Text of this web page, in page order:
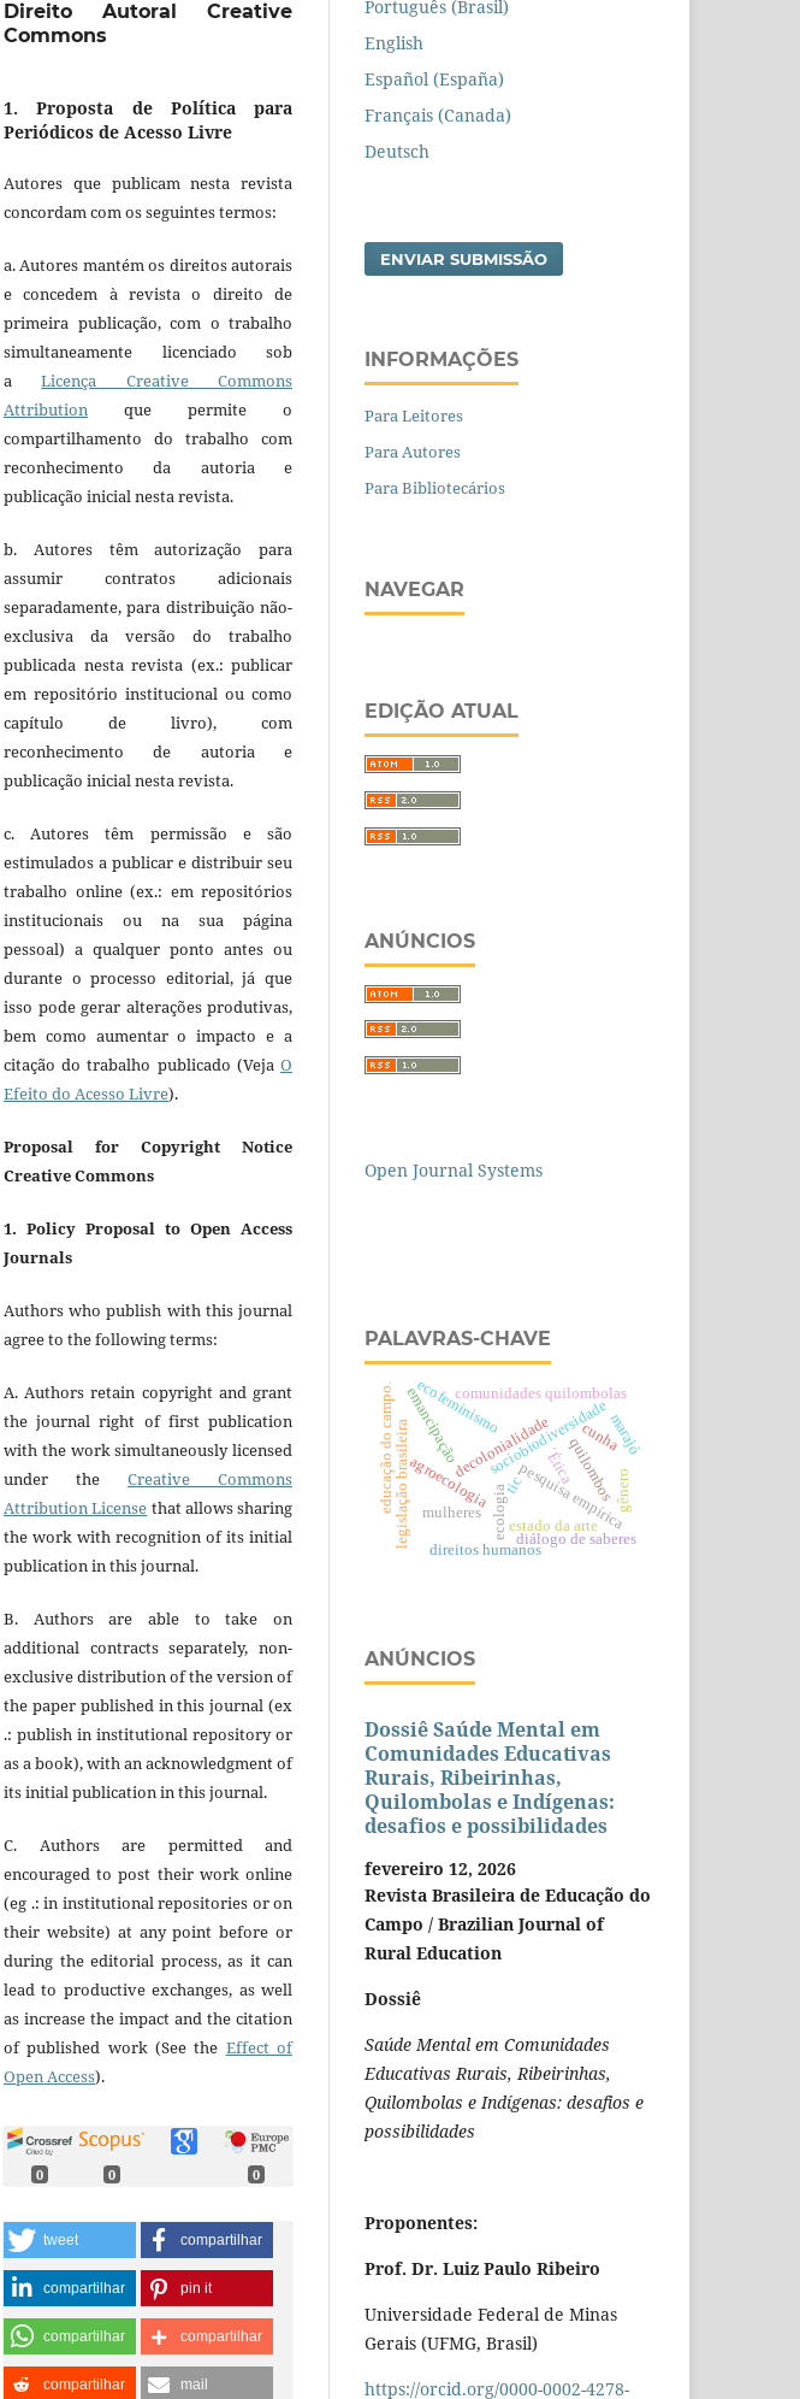
Direito Autoral Creative
Commons
1. Proposta de Política para
Periódicos de Acesso Livre
Autores que publicam nesta revista
concordam com os seguintes termos:
a. Autores mantém os direitos autorais
e concedem à revista o direito de
primeira publicação, com o trabalho
simultaneamente licenciado sob
aLicença Creative Commons
Attribution que permite o
compartilhamento do trabalho com
reconhecimento da autoria e
publicação inicial nesta revista.
b. Autores têm autorização para
assumir contratos adicionais
separadamente, para distribuição não-
exclusiva da versão do trabalho
publicada nesta revista (ex.: publicar
em repositório institucional ou como
capítulo de livro), com
reconhecimento de autoria e
publicação inicial nesta revista.
c. Autores têm permissão e são
estimulados a publicar e distribuir seu
trabalho online (ex.: em repositórios
institucionais ou na sua página
pessoal) a qualquer ponto antes ou
durante o processo editorial, já que
isso pode gerar alterações produtivas,
bem como aumentar o impacto e a
citação do trabalho publicado (Veja O
Efeito do Acesso Livre).
Proposal for Copyright Notice
Creative Commons
1. Policy Proposal to Open Access
Journals
Authors who publish with this journal
agree to the following terms:
A. Authors retain copyright and grant
the journal right of first publication
with the work simultaneously licensed
under the Creative Commons
Attribution License that allows sharing
the work with recognition of its initial
publication in this journal.
B. Authors are able to take on
additional contracts separately, non-
exclusive distribution of the version of
the paper published in this journal (ex
.: publish in institutional repository or
as a book), with an acknowledgment of
its initial publication in this journal.
C. Authors are permitted and
encouraged to post their work online
(eg .: in institutional repositories or on
their website) at any point before or
during the editorial process, as it can
lead to productive exchanges, as well
as increase the impact and the citation
of published work (See the Effect of
Open Access).
0 0 0
tweet compartilhar
compartilhar pin it
compartilhar compartilhar
compartilhar mail
Português (Brasil)
English
Español (España)
Français (Canada)
Deutsch
ENVIAR SUBMISSÃO
INFORMAÇÕES
Para Leitores
Para Autores
Para Bibliotecários
NAVEGAR
EDIÇÃO ATUAL
ANÚNCIOS
Open Journal Systems
PALAVRAS-CHAVE
decolonialidade
sociobiodiversidade
pesquisa empírica
´Ética
ecologia
mulheres
estado da arte
ecofeminismo
agroecologia
diálogo de saberes
emancipação cunha
comunidades quilombolas
legislação brasileira quilombos
direitos humanos
gênero
tic
educação do campo. marajó
ANÚNCIOS
Dossiê Saúde Mental em
Comunidades Educativas
Rurais, Ribeirinhas,
Quilombolas e Indígenas:
desafios e possibilidades
fevereiro 12, 2026
Revista Brasileira de Educação do
Campo / Brazilian Journal of
Rural Education
Dossiê
Saúde Mental em Comunidades
Educativas Rurais, Ribeirinhas,
Quilombolas e Indígenas: desafios e
possibilidades
Proponentes:
Prof. Dr. Luiz Paulo Ribeiro
Universidade Federal de Minas
Gerais (UFMG, Brasil)
https://orcid.org/0000-0002-4278-